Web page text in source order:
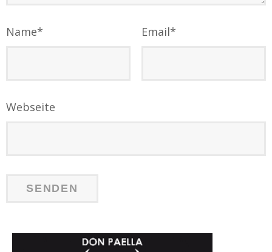
Name* Email*
Webseite